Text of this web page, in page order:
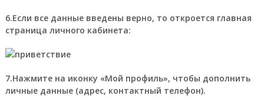
6.Если все данные введены верно, то откроется главная
страница личного кабинета:
7.Нажмите на иконку «Мой профиль», чтобы дополнить
личные данные (адрес, контактный телефон).